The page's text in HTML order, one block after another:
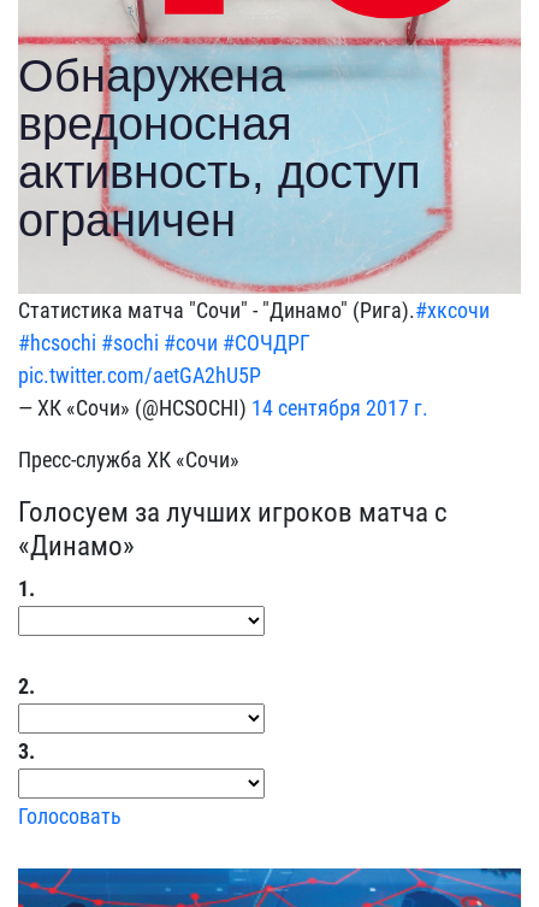
Статистика матча "Сочи" - "Динамо" (Рига).#хксочи
#hcsochi #sochi #сочи #СОЧДРГ
pic.twitter.com/aetGA2hU5P
— ХК «Сочи» (@HCSOCHI) 14 сентября 2017 г.
Пресс-служба ХК «Сочи»
Голосуем за лучших игроков матча с
«Динамо»
1.
2.
3.
Голосовать